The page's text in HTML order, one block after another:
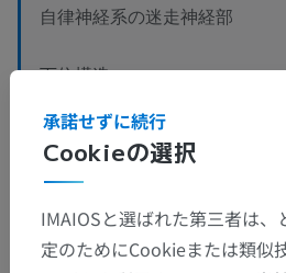
自律神経系の迷走神経部
下位構造：
後迷走神経幹
人体神経解剖学
Cookieの選択
承諾せずに続行
IMAIOSと選ばれた第三者は、
定のためにCookieまたは類似